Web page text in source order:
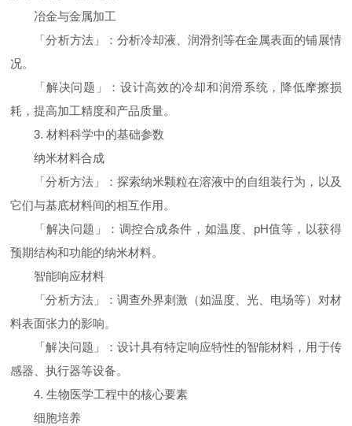
冶金与金属加工
「分析方法」：分析冷却液、润滑剂等在金属表面的铺展情
况。
「解决问题」：设计高效的冷却和润滑系统，降低摩擦损
耗，提高加工精度和产品质量。
3. 材料科学中的基础参数
纳米材料合成
「分析方法」：探索纳米颗粒在溶液中的自组装行为，以及
它们与基底材料间的相互作用。
「解决问题」：调控合成条件，如温度、pH值等，以获得
预期结构和功能的纳米材料。
智能响应材料
「分析方法」：调查外界刺激（如温度、光、电场等）对材
料表面张力的影响。
「解决问题」：设计具有特定响应特性的智能材料，用于传
感器、执行器等设备。
4. 生物医学工程中的核心要素
细胞培养